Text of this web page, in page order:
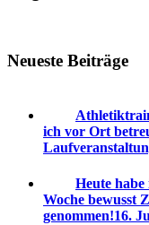
Neueste Beiträge
ich vor Ort
Heute
Woche bewusst
genommen!16.